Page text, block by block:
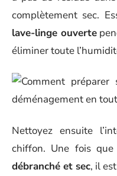
complètement sec.
lave-linge ouverte
éliminer toute
Nettoyez ensuite
chiffon. Une fois que
débranché et sec, il